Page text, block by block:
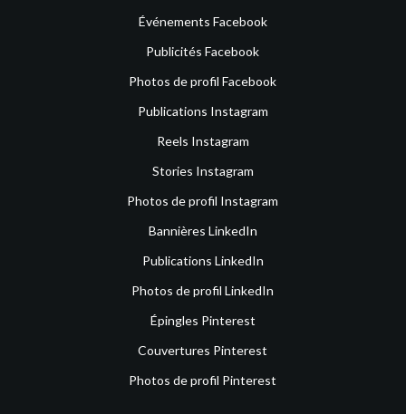
Événements Facebook
Publicités Facebook
Photos de profil Facebook
Publications Instagram
Reels Instagram
Stories Instagram
Photos de profil Instagram
Bannières LinkedIn
Publications LinkedIn
Photos de profil LinkedIn
Épingles Pinterest
Couvertures Pinterest
Photos de profil Pinterest